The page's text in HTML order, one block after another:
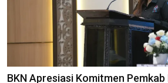
BKN Apresiasi Komitmen